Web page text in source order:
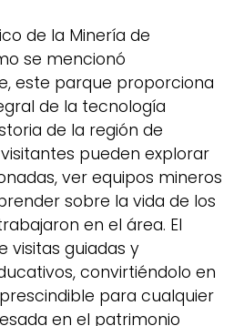
de la Minería de
se mencionó
este parque proporciona
de la tecnología
de la región de
pueden explorar
ver equipos mineros
sobre la vida de los
en el área. El
visitas guiadas y
convirtiéndolo en
para cualquier
en el patrimonio